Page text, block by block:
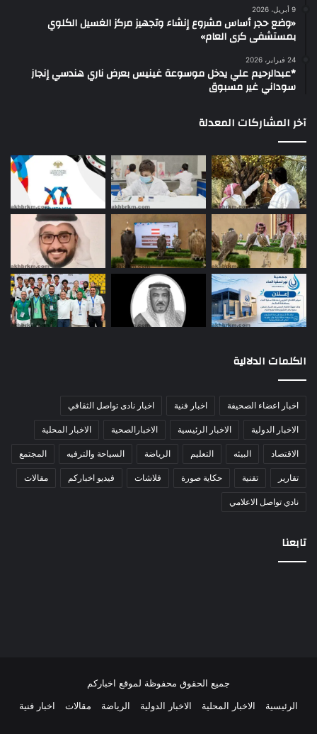
9 أبريل، 2026
«وضع حجر أساس مشروع إنشاء وتجهيز مركز الغسيل الكلوي
بمستشفى كرى العام»
24 فبراير، 2026
*عبدالرحيم علي يدخل موسوعة غينيس بعرض ناري هندسي إنجاز
سوداني غير مسبوق
آخر المشاركات المعدلة
الكلمات الدلالية
اخبار اعضاء الصحيفة اخبار فنية اخبار نادى تواصل الثقافي
الاخبار الدولية الاخبار الرئيسية الاخبارالصحية الاخبار المحلية
الاقتصاد البيئه التعليم الرياضة السياحة والترفيه المجتمع
تقارير تقنية حكاية صورة فلاشات فيديو اخباركم مقالات
نادي تواصل الاعلامي
تابعنا
جميع الحقوق محفوظة لموقع اخباركم
الرئيسية
الاخبار المحلية الاخبار الدولية الرياضة مقالات اخبار فنية